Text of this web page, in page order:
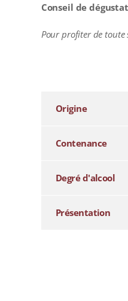
Conseil de
Pour profiter de toute
Origine
Contenance
Degré d'alcool
Présentation